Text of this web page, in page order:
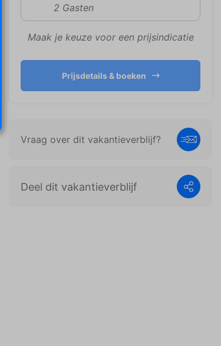
2 Gasten
Maak je keuze voor een prijsindicatie
Prijsdetails & boeken
Vraag over dit vakantieverblijf?
Deel dit vakantieverblijf